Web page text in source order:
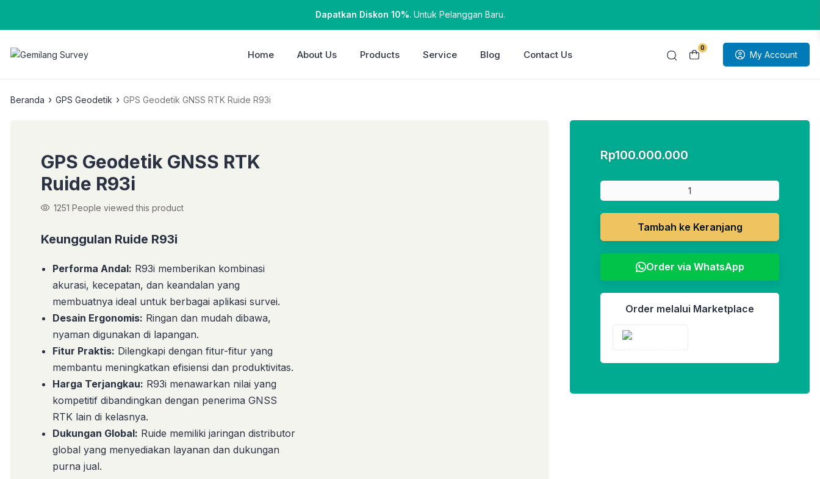
Dapatkan Diskon 10%. Untuk Pelanggan Baru.
0
My Account
Home About Us Products Service Blog Contact Us
Beranda › GPS Geodetik › GPS Geodetik GNSS RTK Ruide R93i
GPS Geodetik GNSS RTK
Ruide R93i
1251 People viewed this product
Keunggulan Ruide R93i
Performa Andal: R93i memberikan kombinasi
akurasi, kecepatan, dan keandalan yang
membuatnya ideal untuk berbagai aplikasi survei.
Desain Ergonomis: Ringan dan mudah dibawa,
nyaman digunakan di lapangan.
Fitur Praktis: Dilengkapi dengan fitur-fitur yang
membantu meningkatkan efisiensi dan produktivitas.
Harga Terjangkau: R93i menawarkan nilai yang
kompetitif dibandingkan dengan penerima GNSS
RTK lain di kelasnya.
Dukungan Global: Ruide memiliki jaringan distributor
global yang menyediakan layanan dan dukungan
purna jual.
Rp100.000.000
Tambah ke Keranjang
Order via WhatsApp
Order melalui Marketplace